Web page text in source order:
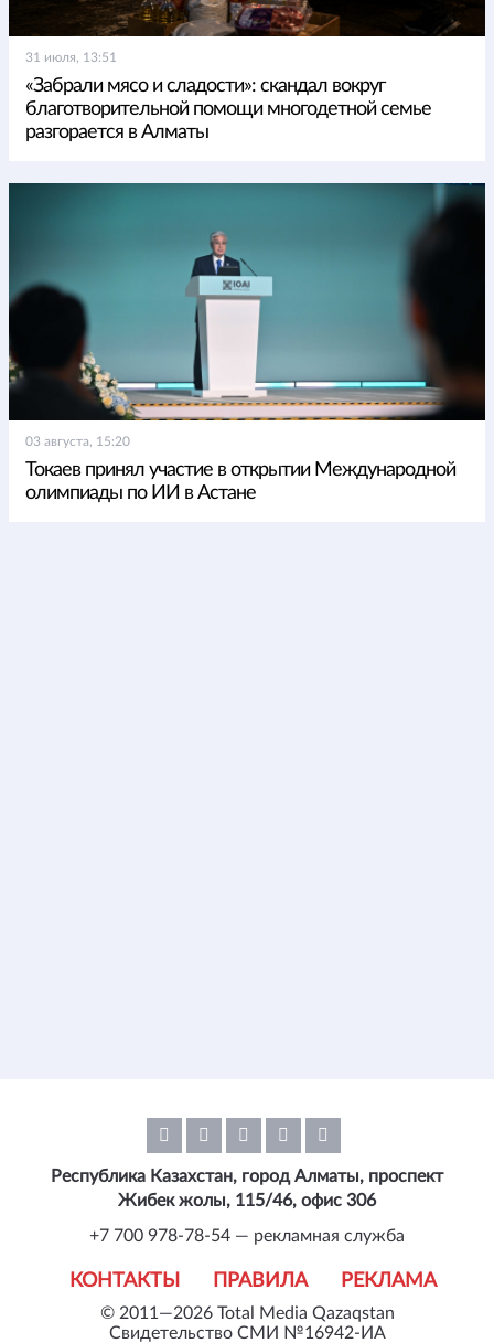
31 июля, 13:51
«Забрали мясо и сладости»: скандал вокруг
благотворительной помощи многодетной семье
разгорается в Алматы
03 августа, 15:20
Токаев принял участие в открытии Международной
олимпиады по ИИ в Астане
© 2011—2026 Total Media Qazaqstan
Свидетельство СМИ №16942-ИА
КОНТАКТЫ ПРАВИЛА РЕКЛАМА
Республика Казахстан, город Алматы, проспект
Жибек жолы, 115/46, офис 306
+7 700 978-78-54 — рекламная служба